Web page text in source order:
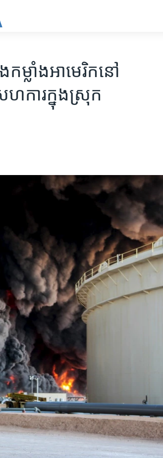
ម្លាំង​អាមេរិក​នៅ​
ការ​ក្នុង​ស្រុក